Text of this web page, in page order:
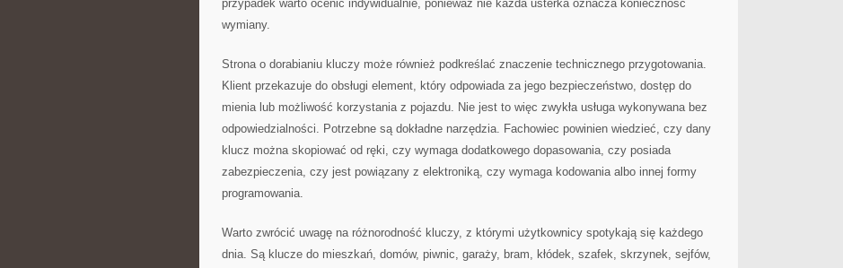
przypadek warto ocenić indywidualnie, ponieważ nie każda usterka oznacza konieczność
wymiany.
Strona o dorabianiu kluczy może również podkreślać znaczenie technicznego przygotowania.
Klient przekazuje do obsługi element, który odpowiada za jego bezpieczeństwo, dostęp do
mienia lub możliwość korzystania z pojazdu. Nie jest to więc zwykła usługa wykonywana bez
odpowiedzialności. Potrzebne są dokładne narzędzia. Fachowiec powinien wiedzieć, czy dany
klucz można skopiować od ręki, czy wymaga dodatkowego dopasowania, czy posiada
zabezpieczenia, czy jest powiązany z elektroniką, czy wymaga kodowania albo innej formy
programowania.
Warto zwrócić uwagę na różnorodność kluczy, z którymi użytkownicy spotykają się każdego
dnia. Są klucze do mieszkań, domów, piwnic, garaży, bram, kłódek, szafek, skrzynek, sejfów,